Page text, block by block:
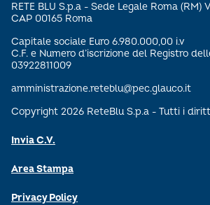
RETE BLU S.p.a - Sede Legale Roma (RM)
CAP 00165 Roma
Capitale sociale Euro 6.980.000,00 i.v
C.F. e Numero d’iscrizione del Registro
03922811009
amministrazione.reteblu@pec.glauco.it
Copyright 2026 ReteBlu S.p.a - Tutti i
Invia C.V.
Area Stampa
Privacy Policy